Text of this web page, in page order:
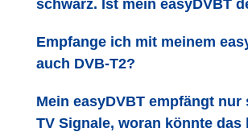
schwarz. Ist mein easyDVBT
Empfange ich mit meinem
auch DVB-T2?
Mein easyDVBT empfängt nur
TV Signale, woran könnte das